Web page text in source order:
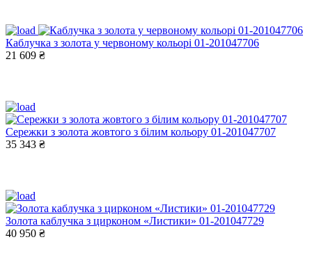
Каблучка з золота у червоному кольорі 01-201047706
21 609 ₴
Сережки з золота жовтого з білим кольору 01-201047707
35 343 ₴
Золота каблучка з цирконом «Листики» 01-201047729
40 950 ₴